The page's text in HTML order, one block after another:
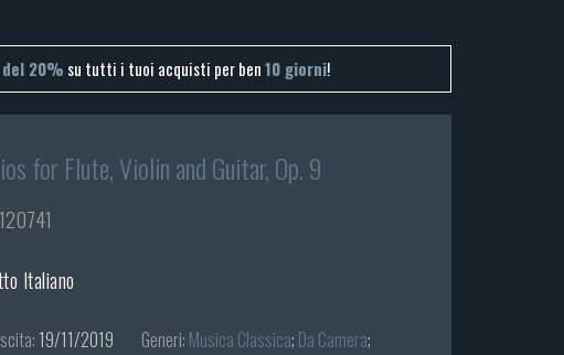
20% su tutti i tuoi acquisti per ben10 giorni!
for Flute, Violin and Guitar, Op. 9
Italiano
19/11/2019 Generi: Musica Classica; Da Camera;